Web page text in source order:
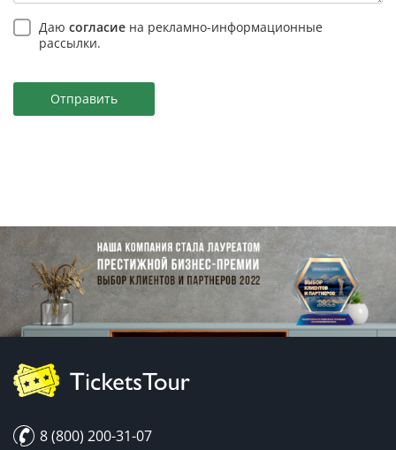
Даю согласие на рекламно-информационные
рассылки.
Отправить
8 (800) 200-31-07